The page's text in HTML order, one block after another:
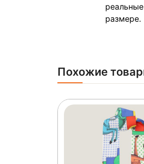
размере.
Похожие